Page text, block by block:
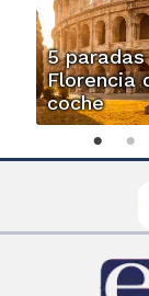
5
Florencia
coche